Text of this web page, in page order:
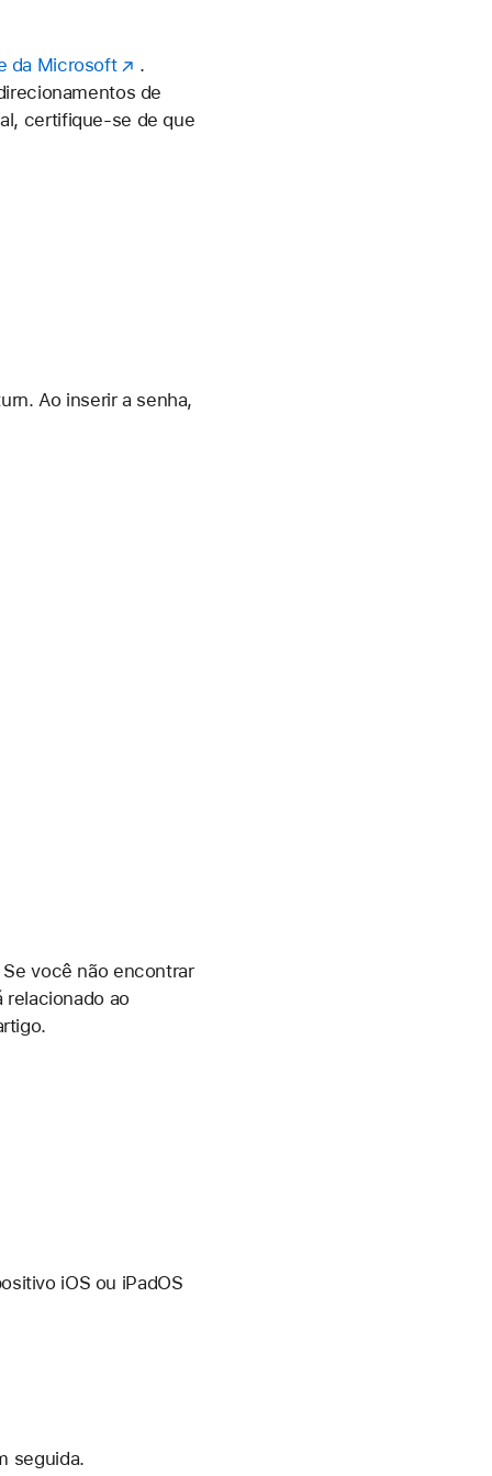
da Microsoft
.
de
certifique-se de que
Ao inserir a senha,
você não encontrar
ao
iOS ou iPadOS
seguida.